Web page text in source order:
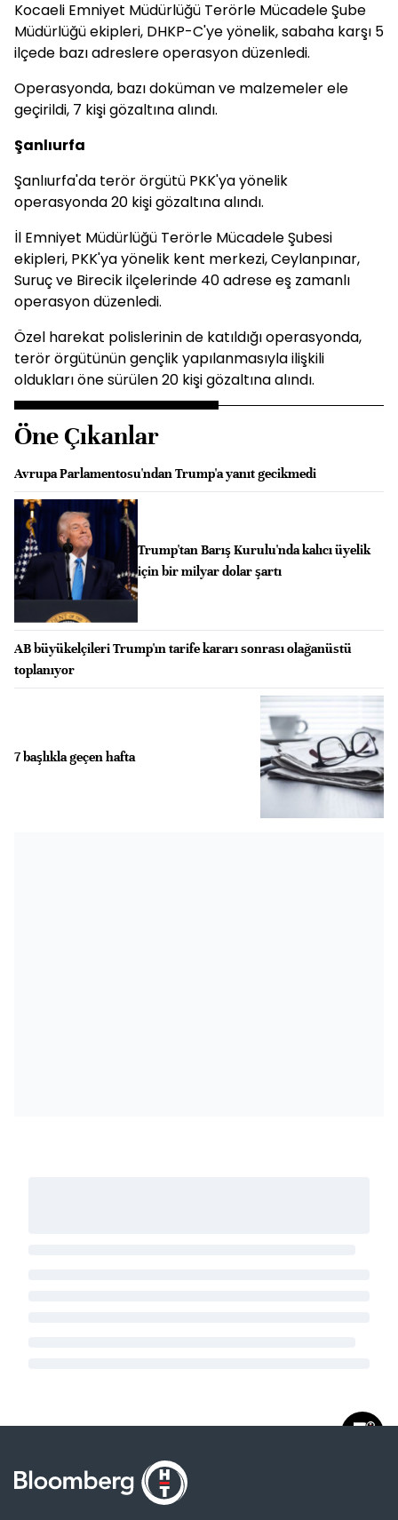
Kocaeli Emniyet Müdürlüğü Terörle Mücadele Şube
Müdürlüğü ekipleri, DHKP-C'ye yönelik, sabaha karşı 5
ilçede bazı adreslere operasyon düzenledi.
Operasyonda, bazı doküman ve malzemeler ele
geçirildi, 7 kişi gözaltına alındı.
Şanlıurfa
Şanlıurfa'da terör örgütü PKK'ya yönelik
operasyonda 20 kişi gözaltına alındı.
İl Emniyet Müdürlüğü Terörle Mücadele Şubesi
ekipleri, PKK'ya yönelik kent merkezi, Ceylanpınar,
Suruç ve Birecik ilçelerinde 40 adrese eş zamanlı
operasyon düzenledi.
Özel harekat polislerinin de katıldığı operasyonda,
terör örgütünün gençlik yapılanmasıyla ilişkili
oldukları öne sürülen 20 kişi gözaltına alındı.
Öne Çıkanlar
Avrupa Parlamentosu'ndan Trump'a yanıt gecikmedi
Trump'tan Barış Kurulu'nda kalıcı üyelik
için bir milyar dolar şartı
AB büyükelçileri Trump'ın tarife kararı sonrası olağanüstü
toplanıyor
7 başlıkla geçen hafta